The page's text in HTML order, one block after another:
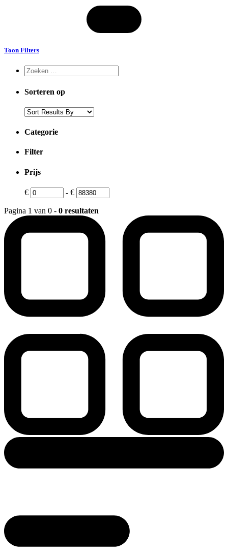
Toon Filters
Sorteren op
Categorie
Filter
Prijs
€ - €
Pagina 1 van 0 - 0 resultaten